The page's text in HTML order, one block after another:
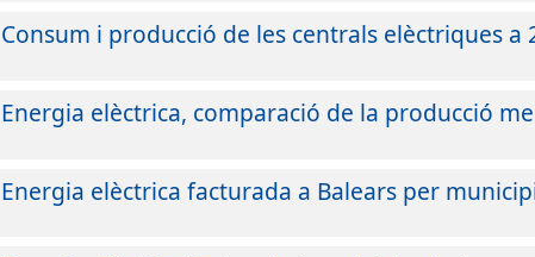
Consum i producció de les centrals elèctriques a
Energia elèctrica, comparació de la producció
Energia elèctrica facturada a Balears per